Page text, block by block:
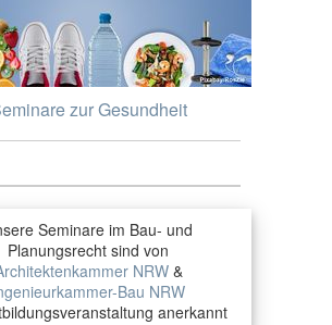
zur Gesundheit
Seminare im Bau- und
Planungsrecht sind von
NRW&
Bau NRW
anerkannt